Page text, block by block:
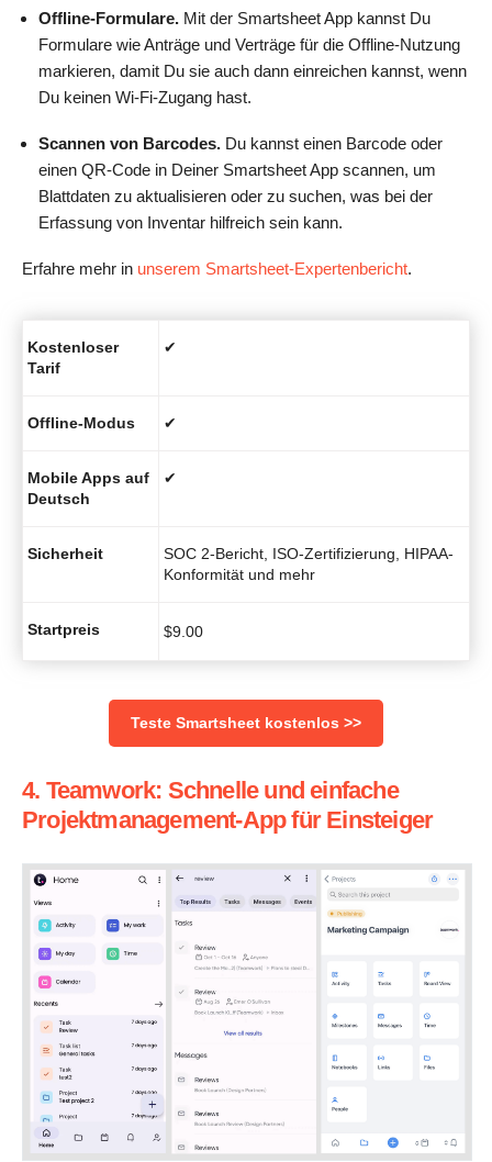
Offline-Formulare. Mit der Smartsheet App kannst Du
Formulare wie Anträge und Verträge für die Offline-Nutzung
markieren, damit Du sie auch dann einreichen kannst, wenn
Du keinen Wi-Fi-Zugang hast.
Scannen von Barcodes. Du kannst einen Barcode oder
einen QR-Code in Deiner Smartsheet App scannen, um
Blattdaten zu aktualisieren oder zu suchen, was bei der
Erfassung von Inventar hilfreich sein kann.
Erfahre mehr in unserem Smartsheet-Expertenbericht.
Kostenloser
Tarif
✔
Offline-Modus ✔
Mobile Apps auf
Deutsch
✔
Sicherheit
SOC 2-Bericht, ISO-Zertifizierung, HIPAA-
Konformität und mehr
Startpreis $9.00
Teste Smartsheet kostenlos >>
4. Teamwork: Schnelle und einfache
Projektmanagement-App für Einsteiger